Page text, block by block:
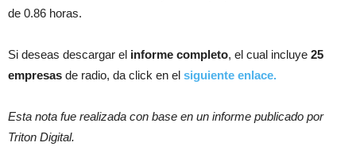
de 0.86 horas.
Si deseas descargar el informe completo, el cual incluye 25
empresas de radio, da click en el siguiente enlace.
Esta nota fue realizada con base en un informe publicado por
Triton Digital.